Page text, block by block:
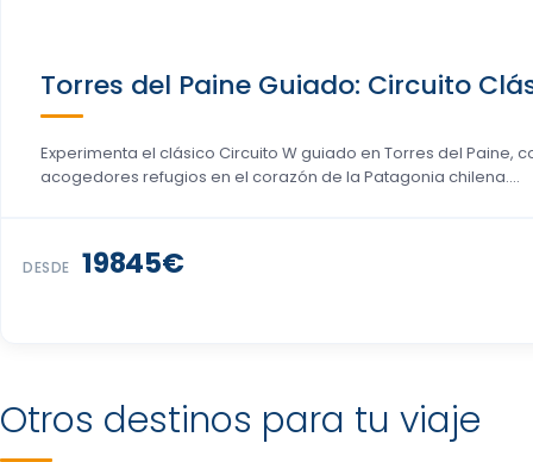
Torres del Paine Guiado: Circuito
Experimenta el clásico Circuito W guiado en Torres del
acogedores refugios en el corazón de la Patagonia chilena....
DESDE 19845€
Otros destinos para tu viaje